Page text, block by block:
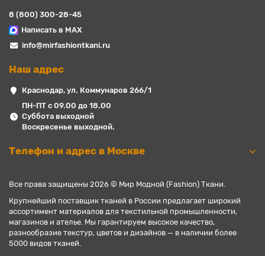
8 (800) 300-28-45
Написать в MAX
info@mirfashiontkani.ru
Наш адрес
Краснодар, ул. Коммунаров 266/1
ПН-ПТ с 09.00 до 18.00
Суббота выходной
Воскресенье выходной.
Телефон и адрес в Москве
Все права защищены 2026 © Мир Модной (Fashion) Ткани.
Крупнейший поставщик тканей в России предлагает широкий
ассортимент материалов для текстильной промышленности,
магазинов и ателье. Мы гарантируем высокое качество,
разнообразие текстур, цветов и дизайнов — в наличии более
5000 видов тканей.